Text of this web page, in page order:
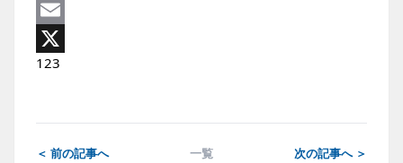
Line
Email
X
123
＜ 前の記事へ 一覧 次の記事へ ＞